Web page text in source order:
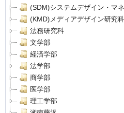
(SDM)システムデザイン・マ
(KMD)メディアデザイン研究科
法務研究科
文学部
経済学部
法学部
商学部
医学部
理工学部